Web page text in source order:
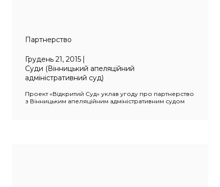
Партнерство
Грудень 21, 2015
Суди (Вінницький апеляційний
адміністративний суд)
Проект «Відкритий Суд» уклав угоду про партнерство
з Вінницьким апеляційним адміністративним судом